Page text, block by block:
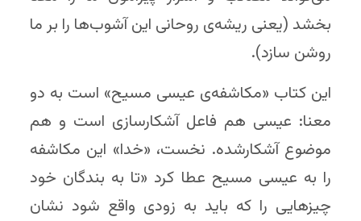
بخشد (یعنی ریشه‌ی روحانی این آشوب‌ها را بر ما
روشن سازد).
این کتاب «مکاشفه‌ی عیسی مسیح» است به دو
معنا: عیسی هم فاعل آشکارسازی است و هم
موضوع آشکارشده. نخست، «خدا» این مکاشفه
را به عیسی مسیح عطا کرد «تا به بندگان خود
چیزهایی را که باید به زودی واقع شود نشان